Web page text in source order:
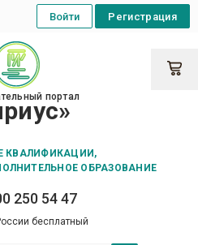
портал
КВАЛИФИКАЦИИ,
ОБРАЗОВАНИЕ
250 54 47
бесплатный
Регистрация
Войти